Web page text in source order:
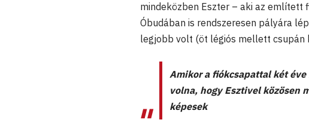
mindeközben Eszter – aki az
Óbudában is rendszeresen pályára
legjobb volt (öt légiós mellett
Amikor a fiókcsapattal két
volna, hogy Esztivel közösen
képesek